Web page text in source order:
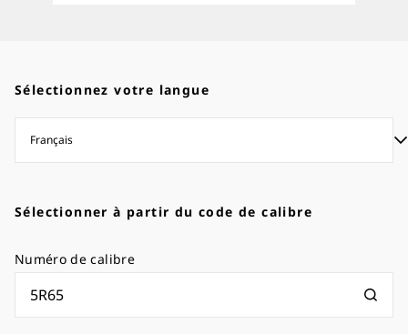
Sélectionnez votre langue
Sélectionner à partir du code de calibre
Numéro de calibre